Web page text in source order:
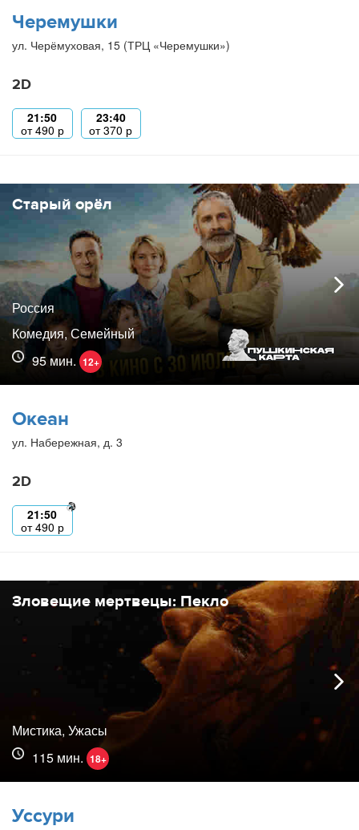
Черемушки
ул. Черёмуховая, 15 (ТРЦ «Черемушки»)
2D
21:50
от490 р
23:40
от370 р
Старый орёл
Россия
Комедия, Семейный
95 мин. 12+
Океан
ул. Набережная, д. 3
2D
21:50
от490 р
Зловещие мертвецы: Пекло
Мистика, Ужасы
115 мин. 18+
Уссури